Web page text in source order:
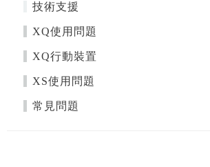
技術支援
XQ使用問題
XQ行動裝置
XS使用問題
常見問題